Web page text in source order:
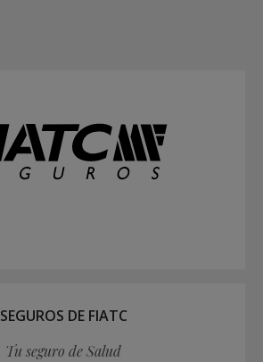
SEGUROS DE FIATC
Tu seguro de Salud